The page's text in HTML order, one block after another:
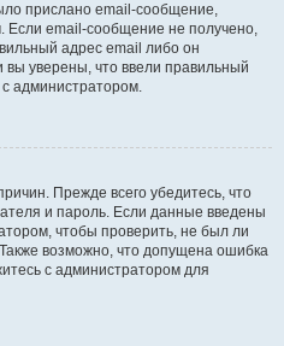
прислано email-сообщение,
Если email-сообщение не получено,
адрес email либо он
уверены, что ввели правильный
администратором.
Прежде всего убедитесь, что
и пароль. Если данные введены
чтобы проверить, не был ли
возможно, что допущена ошибка
с администратором для